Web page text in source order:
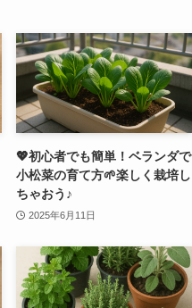
💖初心者でも簡単！ベランダで
小松菜の育て方🌱楽しく栽培し
ちゃおう♪
2025年6月11日